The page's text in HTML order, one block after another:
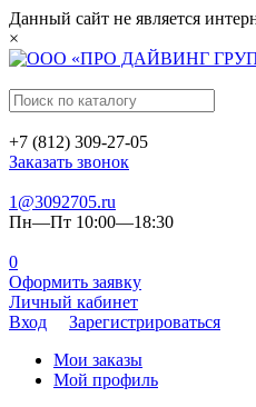
Данный сайт не является
×
+7 (812) 309-27-05
Заказать звонок
1@3092705.ru
Пн—Пт 10:00—18:30
0
Оформить заявку
Личный кабинет
Вход
Зарегистрироваться
Мои заказы
Мой профиль